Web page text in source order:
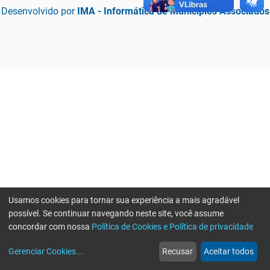
Desenvolvido por IMA - Informática de Municípios Associados
web
Notícias
more_horiz
Mais
Usamos cookies para tornar sua experiência a mais agradável
possível. Se continuar navegando neste site, você assume
concordar com nossa Política de Cookies e Política de privacidade
Gerenciar Cookies... Recusar Aceitar todos
Erro ao enviar informações, por favor tente novamente